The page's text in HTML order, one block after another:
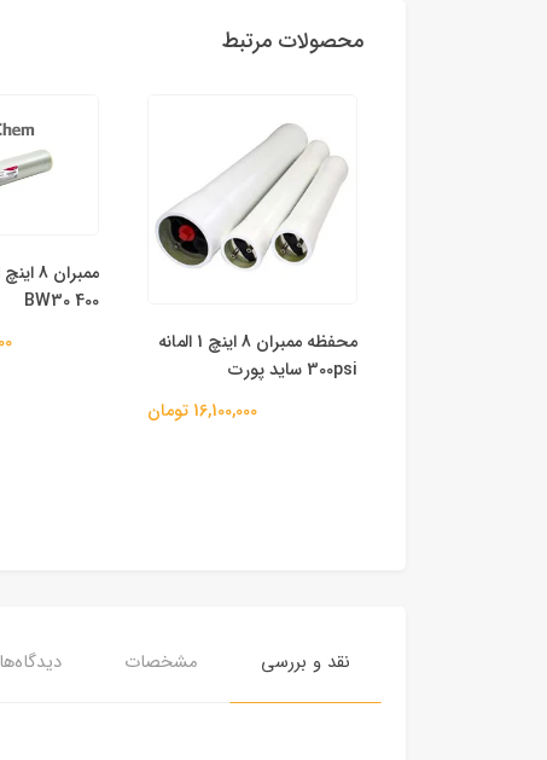
محصولات مرتبط
محفظه ممبران 8 اینچ 1 المانه
300psi ساید پورت
16,100,000 تومان
BW30 400
نقد و بررسی مشخصات دیدگاه‌ها